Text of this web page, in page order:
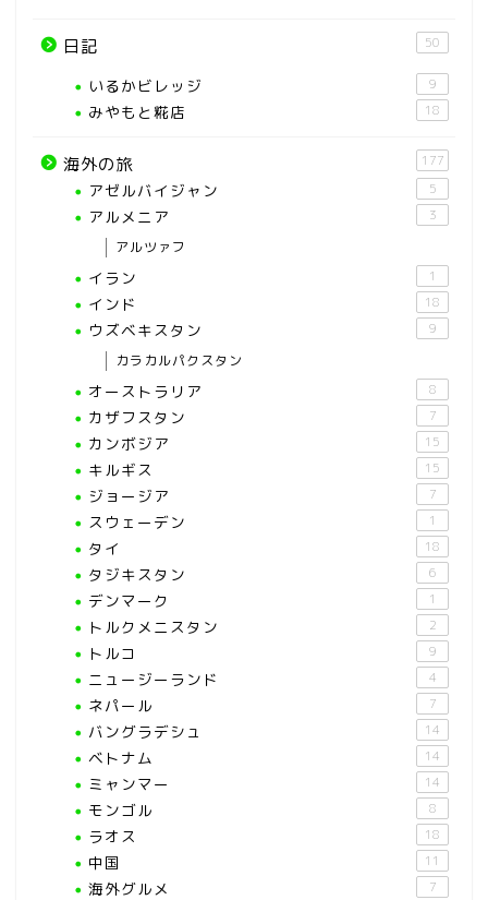
日記 50
いるかビレッジ 9
みやもと糀店 18
海外の旅 177
アゼルバイジャン 5
アルメニア 3
アルツァフ
イラン 1
インド 18
ウズベキスタン 9
カラカルパクスタン
オーストラリア 8
カザフスタン 7
カンボジア 15
キルギス 15
ジョージア 7
スウェーデン 1
タイ 18
タジキスタン 6
デンマーク 1
トルクメニスタン 2
トルコ 9
ニュージーランド 4
ネパール 7
バングラデシュ 14
ベトナム 14
ミャンマー 14
モンゴル 8
ラオス 18
中国 11
海外グルメ 7